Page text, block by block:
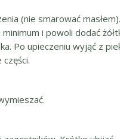
(nie smarować
i powoli dodać
Po upieczeniu wyjąć z